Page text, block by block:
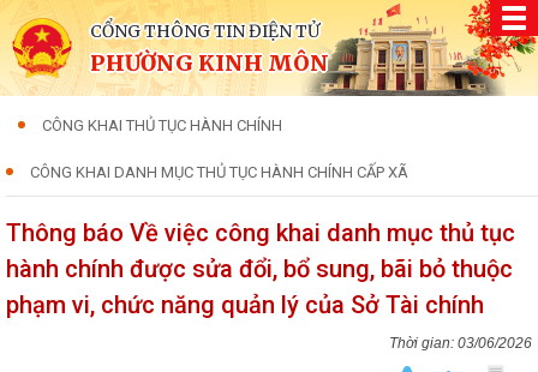
CỔNG THÔNG TIN ĐIỆN TỬ
PHƯỜNG KINH MÔN
CÔNG KHAI THỦ TỤC HÀNH CHÍNH
CÔNG KHAI DANH MỤC THỦ TỤC HÀNH CHÍNH CẤP XÃ
Thông báo Về việc công khai danh mục thủ tục
hành chính được sửa đổi, bổ sung, bãi bỏ thuộc
phạm vi, chức năng quản lý của Sở Tài chính
03/06/2026